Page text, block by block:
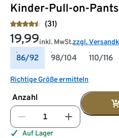
Kinder-Pull-on-
(31)
19,99inkl. MwSt.zzgl.
86/92 98/104 110/116
Richtige Größe ermitteln
Anzahl
Auf Lager